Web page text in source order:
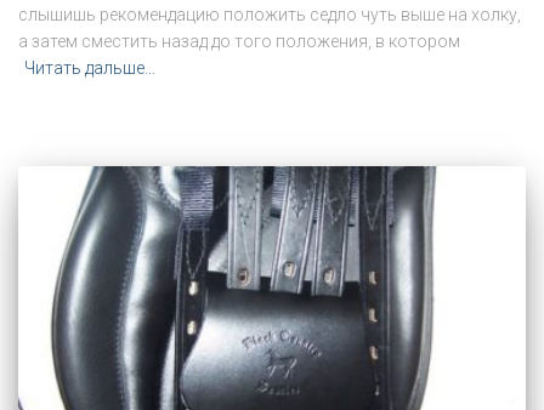
слышишь рекомендацию положить седло чуть выше на холку,
а затем сместить назад до того положения, в котором
Читать дальше…